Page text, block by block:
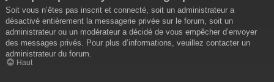
Soit vous n’êtes pas inscrit et connecté, soit un administrateur a
désactivé entièrement la messagerie privée sur le forum, soit un
administrateur ou un modérateur a décidé de vous empêcher d’envoyer
des messages privés. Pour plus d’informations, veuillez contacter un
administrateur du forum.
Haut